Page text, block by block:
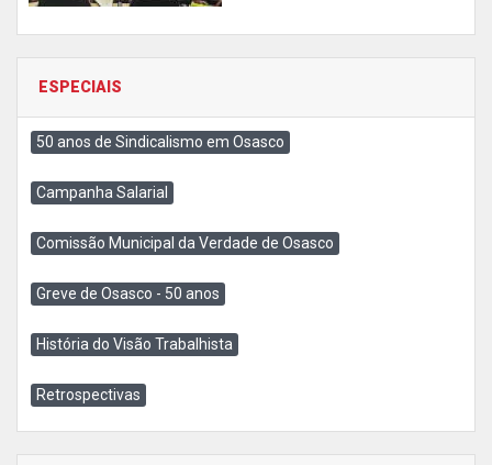
ESPECIAIS
50 anos de Sindicalismo em Osasco
Campanha Salarial
Comissão Municipal da Verdade de Osasco
Greve de Osasco - 50 anos
História do Visão Trabalhista
Retrospectivas